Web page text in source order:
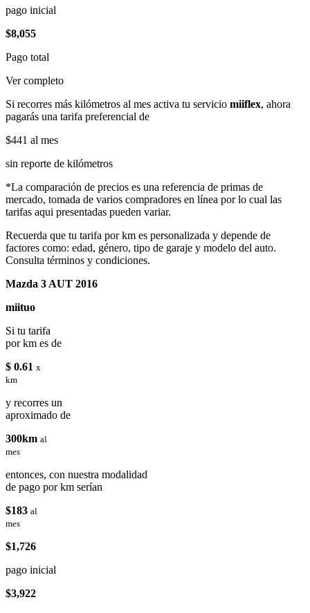
pago inicial
$8,055
Pago total
Ver completo
Si recorres más kilómetros al mes activa tu servicio miiflex, ahora
pagarás una tarifa preferencial de
$441 al mes
sin reporte de kilómetros
*La comparación de precios es una referencia de primas de
mercado, tomada de varios compradores en línea por lo cual las
tarifas aqui presentadas pueden variar.
Recuerda que tu tarifa por km es personalizada y depende de
factores como: edad, género, tipo de garaje y modelo del auto.
Consulta términos y condiciones.
Mazda 3 AUT 2016
miituo
Si tu tarifa
por km es de
$ 0.61 x
km
y recorres un
aproximado de
300km al
mes
entonces, con nuestra modalidad
de pago por km serían
$183 al
mes
$1,726
pago inicial
$3,922